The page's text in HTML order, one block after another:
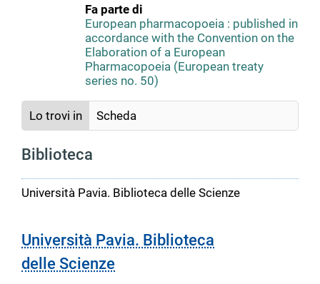
Fa parte di
European pharmacopoeia : published in
accordance with the Convention on the
Elaboration of a European
Pharmacopoeia (European treaty
series no. 50)
Lo trovi in Scheda
Biblioteca
Università Pavia. Biblioteca delle Scienze
Università Pavia. Biblioteca
delle Scienze